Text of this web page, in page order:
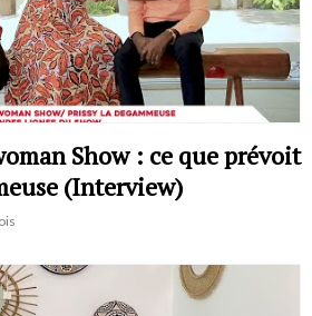
Show : ce que prévoit
(Interview)